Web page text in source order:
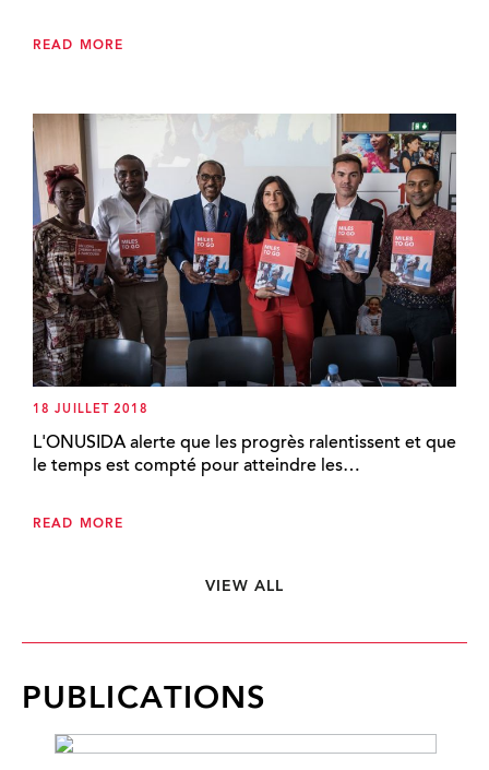
READ MORE
18 JUILLET 2018
L'ONUSIDA alerte que les progrès ralentissent et que
le temps est compté pour atteindre les…
READ MORE
VIEW ALL
PUBLICATIONS